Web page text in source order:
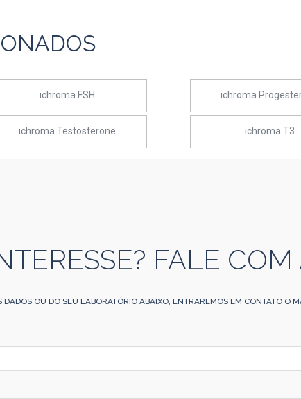
ichroma FSH ichroma
ichroma Testosterone ichroma T3
FALE COM
DADOS OU DO SEU LABORATÓRIO ABAIXO, ENTRAREMOS EM CONTATO O